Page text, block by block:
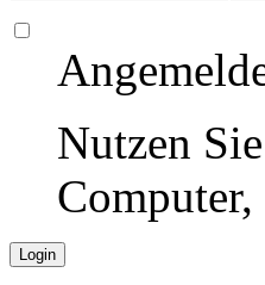
Nutzen